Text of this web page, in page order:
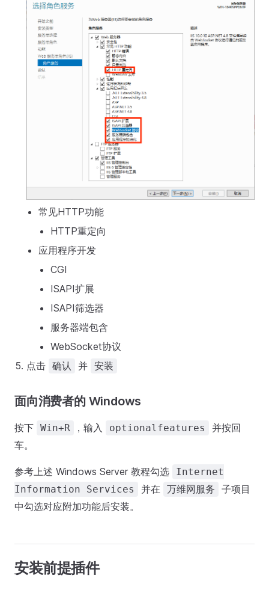
常见HTTP功能
HTTP重定向
应用程序开发
CGI
ISAPI扩展
ISAPI筛选器
服务器端包含
WebSocket协议
点击 确认 并 安装
面向消费者的 Windows
按下 Win+R ，输入 optionalfeatures
并按回
车。
参考上述 Windows Server 教程勾选
Internet
Information Services
并在 万维网服务
子项目
中勾选对应附加功能后安装。
安装前提插件